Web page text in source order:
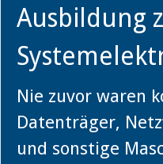
Ausbildung
Nie zuvor waren
Datenträger,
und sonstige